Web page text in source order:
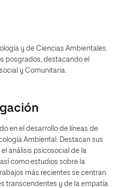
y de Ciencias Ambientales.
posgrados, destacando el
y Comunitaria.
en el desarrollo de líneas de
Ambiental. Destacan sus
análisis psicosocial de la
como estudios sobre la
más recientes se centran
transcendentes y de la empatía